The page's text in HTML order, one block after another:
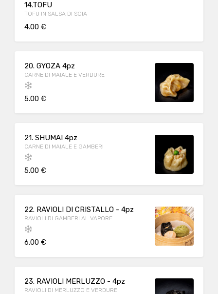
14.TOFU
TOFU IN SALSA DI SOIA
4.00 €
20. GYOZA 4pz
CARNE DI MAIALE E VERDURE
5.00 €
21. SHUMAI 4pz
CARNE DI MAIALE E GAMBERI
5.00 €
22. RAVIOLI DI CRISTALLO - 4pz
RAVIOLI DI GAMBERI AL VAPORE
6.00 €
23. RAVIOLI MERLUZZO - 4pz
RAVIOLI DI MERLUZZO E VERDURE